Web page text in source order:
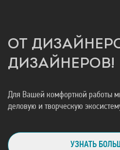
ОТ
ДИЗАЙНЕРОВ!
Для Вашей комфортной работы
деловую и творческую
УЗНАТЬ